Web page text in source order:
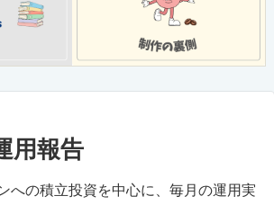
用報告
への積立投資を中心に、毎月の運用実